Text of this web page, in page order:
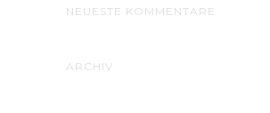
NEUESTE KOMMENTARE
ARCHIV